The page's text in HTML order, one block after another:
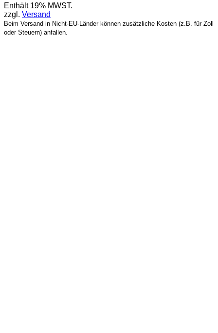
Enthält 19% MWST.
zzgl. Versand
Beim Versand in Nicht-EU-Länder können zusätzliche Kosten (z.B. für Zoll
oder Steuern) anfallen.